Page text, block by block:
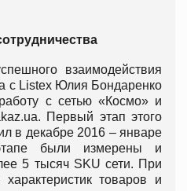
взаимодействия
с Listex Юлия Бондаренко
с сетью «Космо» и
Первый этап этого
в декабре 2016 – январе
были измерены и
5 тысяч SKU сети. При
товаров и